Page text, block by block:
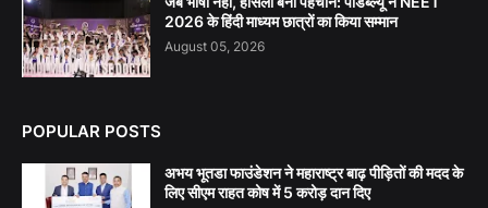
2026 के हिंदी माध्यम छात्रों का किया सम्मान
August 05, 2026
POPULAR POSTS
अभय भूतडा फाउंडेशन ने महाराष्ट्र बाढ़ पीड़ितों की मदद के
लिए सीएम राहत कोष में 5 करोड़ दान दिए